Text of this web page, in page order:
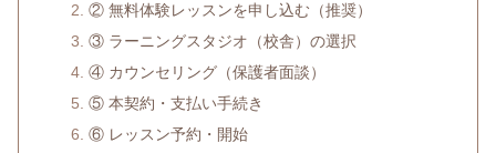
② 無料体験レッスンを申し込む（推奨）
③ ラーニングスタジオ（校舎）の選択
④ カウンセリング（保護者面談）
⑤ 本契約・支払い手続き
⑥ レッスン予約・開始